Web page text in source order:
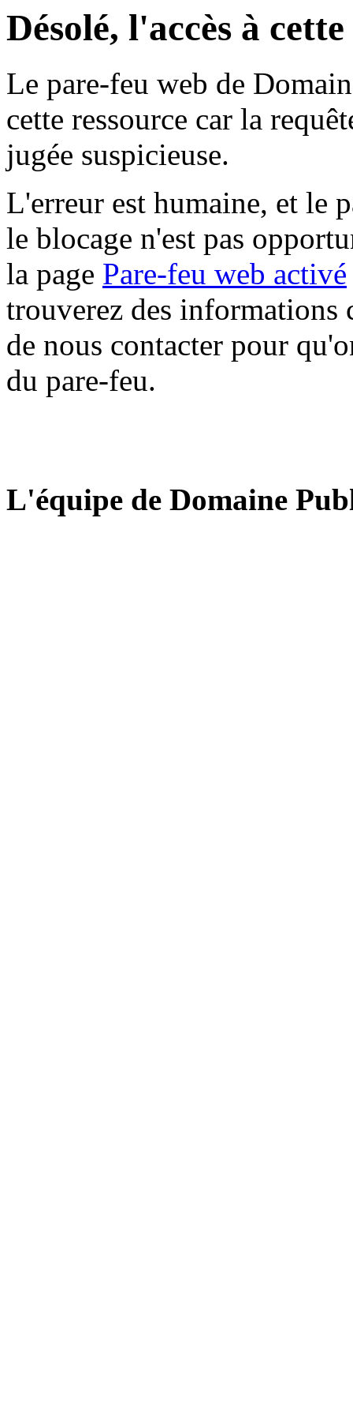
Désolé, l'accès à
Le pare-feu web de
cette ressource car la
jugée suspicieuse.
L'erreur est humaine, et le
le blocage n'est pas
la page Pare-feu web activé
trouverez des informations
de nous contacter pour
du pare-feu.
L'équipe de Domaine